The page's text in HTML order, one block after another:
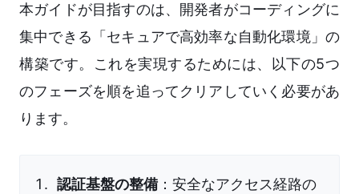
本ガイドが目指すのは、開発者がコーディングに
集中できる「セキュアで高効率な自動化環境」の
構築です。これを実現するためには、以下の5つ
のフェーズを順を追ってクリアしていく必要があ
ります。
認証基盤の整備：安全なアクセス経路の